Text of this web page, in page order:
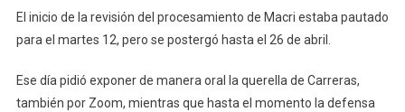
El inicio de la revisión del procesamiento de Macri estaba pautado
para el martes 12, pero se postergó hasta el 26 de abril.
Ese día pidió exponer de manera oral la querella de Carreras,
también por Zoom, mientras que hasta el momento la defensa